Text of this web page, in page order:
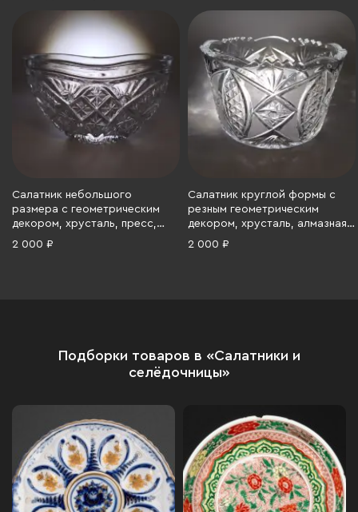
Салатник небольшого
размера с геометрическим
декором, хрусталь, пресс,
СССР, 1970-1990 гг.
2 000 ₽
Салатник круглой формы с
резным геометрическим
декором, хрусталь, алмазная
грань, СССР, 1970-1990 гг.
2 000 ₽
Подборки товаров в «Салатники и
селёдочницы»